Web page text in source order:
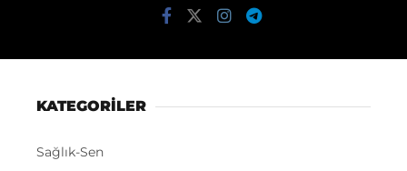
KATEGORİLER
Sağlık-Sen